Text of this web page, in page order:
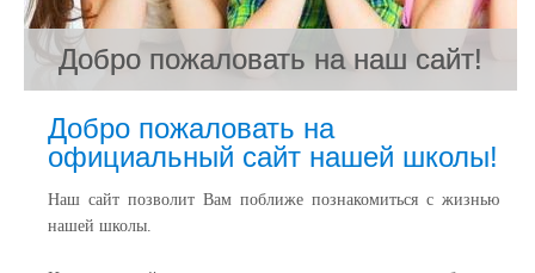
Добро пожаловать на наш сайт!
Добро пожаловать на наш сайт!
Добро пожаловать на наш сайт!
Добро пожаловать на
официальный сайт нашей школы!
Наш сайт позволит Вам поближе познакомиться с жизнью
нашей школы.